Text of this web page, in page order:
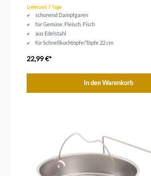
Lieferzeit 7 Tage
schonend Dampfgaren
für Gemüse, Fleisch, Fisch
aus Edelstahl
für Schnellkochtöpfe/Töpfe 22 cm
22,99 €*
In den Warenkorb